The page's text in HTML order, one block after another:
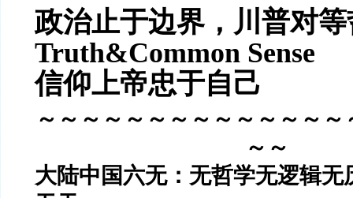
政治止于边界， 川普对
Truth&Common Sense
信仰上帝忠于自己
～～～～～～～～～～～～～
～～
大陆中国六无：无哲学无逻辑无